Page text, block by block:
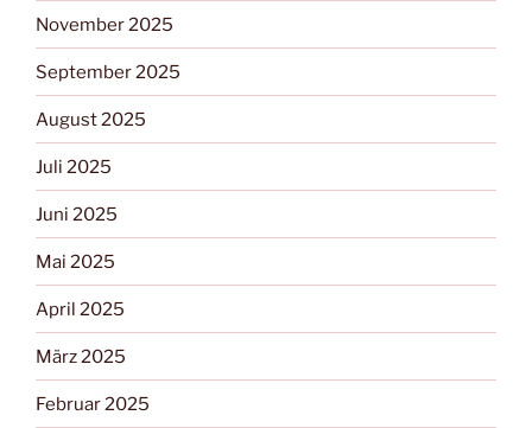
November 2025
September 2025
August 2025
Juli 2025
Juni 2025
Mai 2025
April 2025
März 2025
Februar 2025